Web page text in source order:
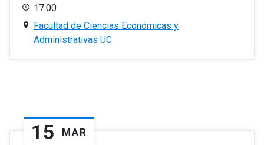
17:00
Facultad de Ciencias Económicas y
Administrativas UC
15 MAR